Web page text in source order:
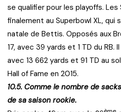
se qualifier pour les playoffs.
finalement au Superbowl XL, qui
natale de Bettis. Opposés aux
17, avec 39 yards et 1 TD du RB.
avec 13 662 yards et 91 TD au
Hall of Fame en 2015.
10.5. Comme le nombre de
de sa saison rookie.